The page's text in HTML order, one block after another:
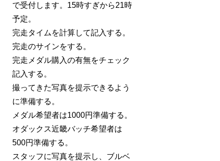
で受付します。15時すぎから21時
予定。
完走タイムを計算して記入する。
完走のサインをする。
完走メダル購入の有無をチェック
記入する。
撮ってきた写真を提示できるよう
に準備する。
メダル希望者は1000円準備する。
オダックス近畿バッチ希望者は
500円準備する。
スタッフに写真を提示し、ブルベ